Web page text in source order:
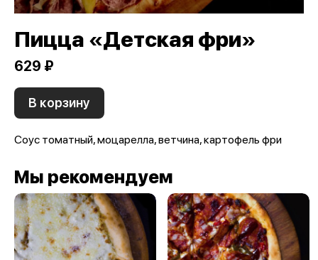
Пицца «Детская фри»
629 ₽
В корзину
Соус томатный, моцарелла, ветчина, картофель фри
Мы рекомендуем